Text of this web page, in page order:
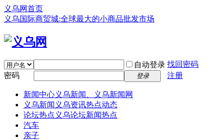
义乌网首页
义乌国际商贸城:全球最大的小商品批发市场
自动登录 找回密码
密码
登录 注册
新闻中心义乌新闻、义乌新闻网
义乌新闻 义乌资讯热点动态
论坛热点 义乌论坛新闻热点
汽车
亲子